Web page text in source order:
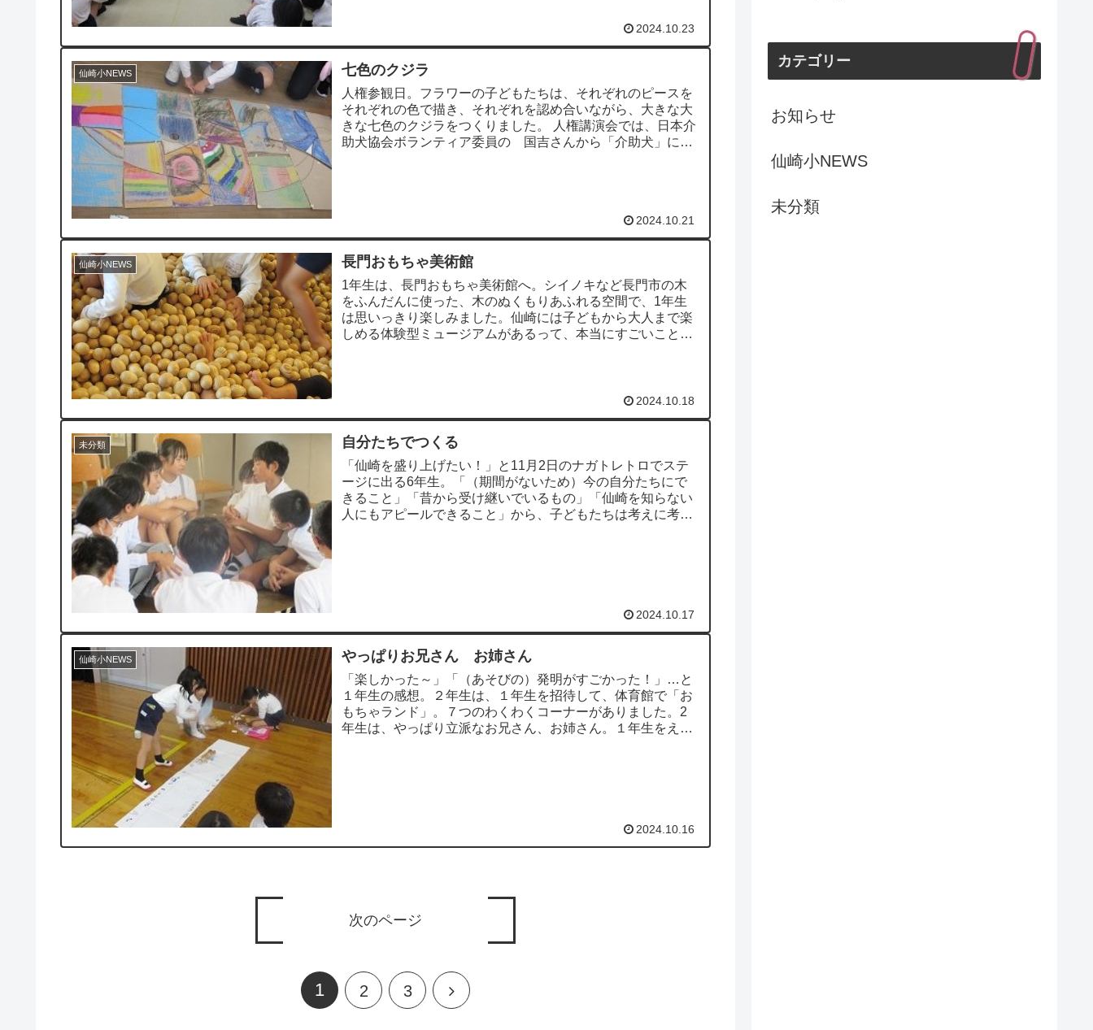
2024.10.23
仙崎小NEWS 七色のクジラ
人権参観日。フラワーの子どもたちは、それぞれのピースを
それぞれの色で描き、それぞれを認め合いながら、大きな大
きな七色のクジラをつくりました。 人権講演会では、日本介
助犬協会ボランティア委員の 国吉さんから「介助犬」につ
2024.10.21
仙崎小NEWS 長門おもちゃ美術館
1年生は、長門おもちゃ美術館へ。シイノキなど長門市の木
をふんだんに使った、木のぬくもりあふれる空間で、1年生
は思いっきり楽しみました。仙崎には子どもから大人まで楽
しめる体験型ミュージアムがあるって、本当にすごいことで
2024.10.18
未分類 自分たちでつくる
「仙崎を盛り上げたい！」と11月2日のナガトレトロでステ
ージに出る6年生。「（期間がないため）今の自分たちにで
きること」「昔から受け継いでいるもの」「仙崎を知らない
人にもアピールできること」から、子どもたちは考えに考え
2024.10.17
仙崎小NEWS やっぱりお兄さん お姉さん
「楽しかった～」「（あそびの）発明がすごかった！」…と
１年生の感想。２年生は、１年生を招待して、体育館で「お
もちゃランド」。７つのわくわくコーナーがありました。2
年生は、やっぱり立派なお兄さん、お姉さん。１年生をえが
2024.10.16
次のページ
1 2 3 次
カテゴリー
お知らせ
仙崎小NEWS
未分類